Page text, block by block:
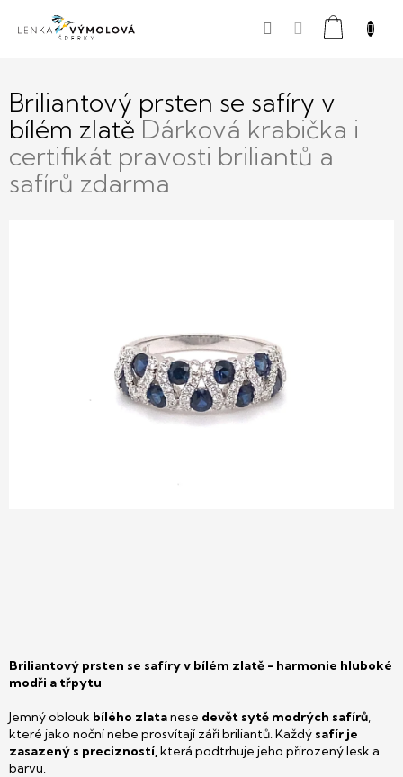
Nákupní
Briliantový prsten se safíry v
bílém zlatě Dárková krabička i
certifikát pravosti briliantů a
safírů zdarma
Briliantový prsten se safíry v bílém zlatě - harmonie hluboké
modři a třpytu
Jemný oblouk bílého zlatanese devět sytě modrých safírů,
které jako noční nebe prosvítají září briliantů. Každý safír je
zasazený s precizností,která podtrhuje jeho přirozený lesk a
barvu.